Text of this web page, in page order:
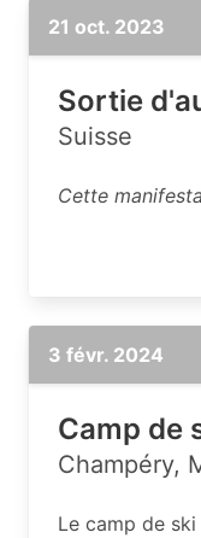
21 oct. 2023
Sortie
Suisse
Cette
3 févr. 2024
Camp de
Champéry,
Le camp de